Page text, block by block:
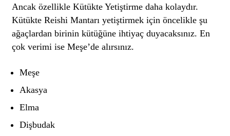
Ancak özellikle Kütükte Yetiştirme daha kolaydır.
Kütükte Reishi Mantarı yetiştirmek için öncelikle şu
ağaçlardan birinin kütüğüne ihtiyaç duyacaksınız. En
çok verimi ise Meşe’de alırsınız.
Meşe
Akasya
Elma
Dişbudak